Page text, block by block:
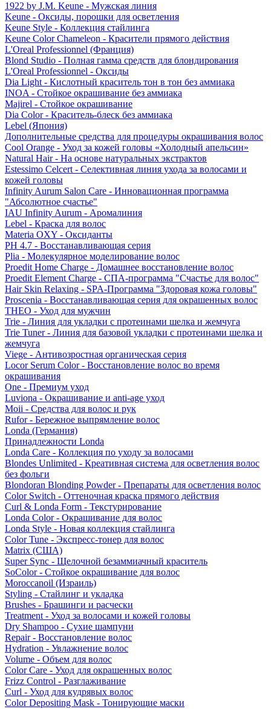
1922 by J.M. Keune - Мужская линия
Keune - Оксиды, порошки для осветления
Keune Style - Коллекция стайлинга
Keune Color Chameleon - Красители прямого действия
L'Oreal Professionnel (Франция)
Blond Studio - Полная гамма средств для блондирования
L'Oreal Professionnel - Оксиды
Dia Light - Кислотный краситель тон в тон без аммиака
INOA - Стойкое окрашивание без аммиака
Majirel - Стойкое окрашивание
Dia Color - Краситель-блеск без аммиака
Lebel (Япония)
Дополнительные средства для процедуры окрашивания волос
Cool Orange - Уход за кожей головы «Холодный апельсин»
Natural Hair - На основе натуральных экстрактов
Estessimo Celcert - Селективная линия ухода за волосами и
кожей головы
Infinity Aurum Salon Care - Инновационная программа
"Абсолютное счастье"
IAU Infinity Aurum - Аромалиния
Lebel - Краска для волос
Materia OXY - Оксиданты
PH 4.7 - Восстанавливающая серия
Plia - Молекулярное моделирование волос
Proedit Home Charge - Домашнее восстановление волос
Proedit Element Charge - СПА-программа "Счастье для волос"
Hair Skin Relaxing - SPA-Программа "Здоровая кожа головы"
Proscenia - Восстанавливающая серия для окрашенных волос
THEO - Уход для мужчин
Trie - Линия для укладки с протеинами шелка и жемчуга
Trie Tuner - Линия для базовой укладки с протеинами шелка и
жемчуга
Viege - Антивозростная органическая серия
Locor Serum Color - Восстановление волос во время
окрашивания
One - Премиум уход
Luviona - Окрашивание и anti-age уход
Moii - Средства для волос и рук
Rufor - Бережное выпрямление волос
Londa (Германия)
Принадлежности Londa
Londa Care - Коллекция по уходу за волосами
Blondes Unlimited - Креативная система для осветления волос
без фольги
Blondoran Blonding Powder - Препараты для осветления волос
Color Switch - Оттеночная краска прямого действия
Curl & Londa Form - Текстурирование
Londa Color - Окрашивание для волос
Londa Style - Новая коллекция стайлинга
Color Tune - Экспресс-тонер для волос
Matrix (США)
Super Sync - Щелочной безаммиачный краситель
SoColor - Стойкое окрашивание для волос
Moroccanoil (Израиль)
Styling - Стайлинг и укладка
Brushes - Брашинги и расчески
Treatment - Уход за волосами и кожей головы
Dry Shampoo - Сухие шампуни
Repair - Восстановление волос
Hydration - Увлажнение волос
Volume - Объем для волос
Color Care - Уход для окрашенных волос
Frizz Control - Разглаживание
Curl - Уход для кудрявых волос
Color Depositing Mask - Тонирующие маски